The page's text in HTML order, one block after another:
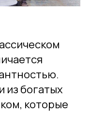
из богатых
которые